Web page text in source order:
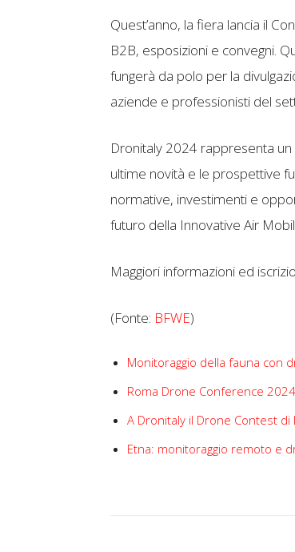
Quest’anno, la fiera lancia il
B2B, esposizioni e convegni.
fungerà da polo per la
aziende e professionisti del
Dronitaly 2024 rappresenta
ultime novità e le prospettive
normative, investimenti e
futuro della Innovative Air
Maggiori informazioni ed
(Fonte: BFWE)
Monitoraggio della fauna con
Roma Drone Conference 2024
A Dronitaly il Drone Contest di
Etna: monitoraggio remoto e